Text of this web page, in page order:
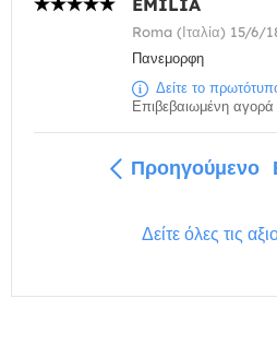
Roma (Ιταλία) 15/6/
Πανεμορφη
Δείτε το
Επιβεβαιωμένη αγορά
Προηγούμενο
Δείτε όλες τις